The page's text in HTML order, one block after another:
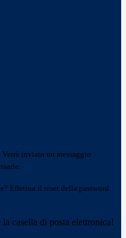
Verrà inviato un messaggio
Effettua il reset della password
casella di posta elettronica!